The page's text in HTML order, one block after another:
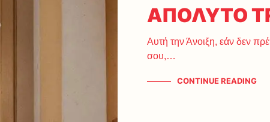
ΑΠΟΛΥΤΟ
Αυτή την Άνοιξη, εάν δεν
σου,…
CONTINUE READING